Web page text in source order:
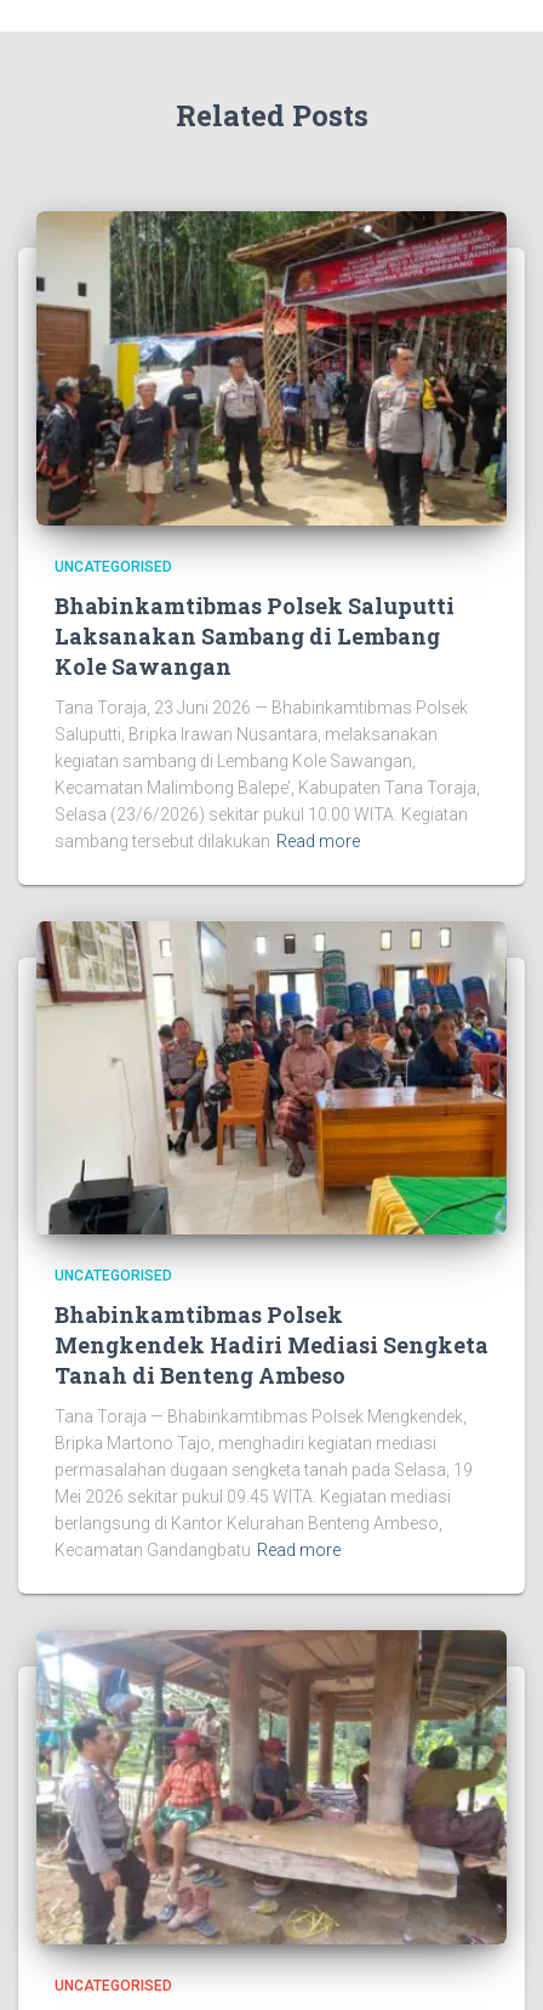
Related Posts
UNCATEGORISED
Bhabinkamtibmas Polsek Saluputti
Laksanakan Sambang di Lembang
Kole Sawangan
Tana Toraja, 23 Juni 2026 — Bhabinkamtibmas Polsek
Saluputti, Bripka Irawan Nusantara, melaksanakan
kegiatan sambang di Lembang Kole Sawangan,
Kecamatan Malimbong Balepe’, Kabupaten Tana Toraja,
Selasa (23/6/2026) sekitar pukul 10.00 WITA. Kegiatan
sambang tersebut dilakukan Read more
UNCATEGORISED
Bhabinkamtibmas Polsek
Mengkendek Hadiri Mediasi Sengketa
Tanah di Benteng Ambeso
Tana Toraja — Bhabinkamtibmas Polsek Mengkendek,
Bripka Martono Tajo, menghadiri kegiatan mediasi
permasalahan dugaan sengketa tanah pada Selasa, 19
Mei 2026 sekitar pukul 09.45 WITA. Kegiatan mediasi
berlangsung di Kantor Kelurahan Benteng Ambeso,
Kecamatan Gandangbatu Read more
UNCATEGORISED